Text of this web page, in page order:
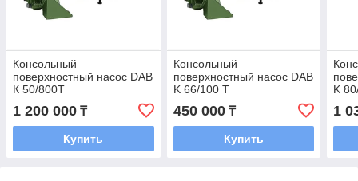
Консольный
поверхностный насос DAB
К 50/800Т
1 200 000 ₸
Купить
Консольный
поверхностный насос DAB
K 66/100 T
450 000₸
Купить
K
1